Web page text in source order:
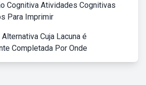
Cognitiva Atividades Cognitivas
Para Imprimir
Cuja Lacuna é
Completada Por Onde